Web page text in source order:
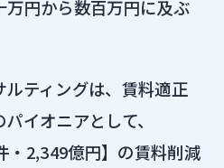
万円から数百万円に及ぶ
ルティングは、賃料適正
イオニアとして、
・2,349億円】の賃料削減